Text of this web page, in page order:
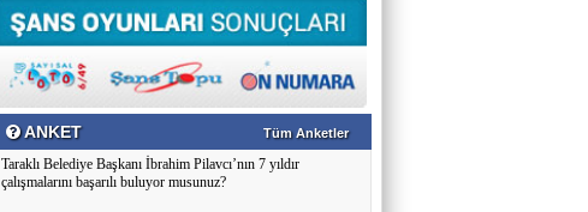
ANKET Tüm Anketler
Taraklı Belediye Başkanı İbrahim Pilavcı’nın 7 yıldır
çalışmalarını başarılı buluyor musunuz?